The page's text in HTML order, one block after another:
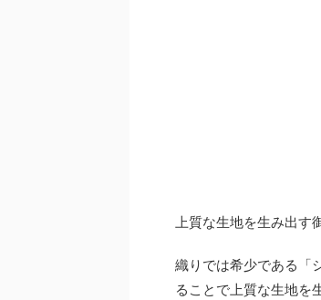
上質な生地を生み出す
織りでは希少である「
ることで上質な生地を